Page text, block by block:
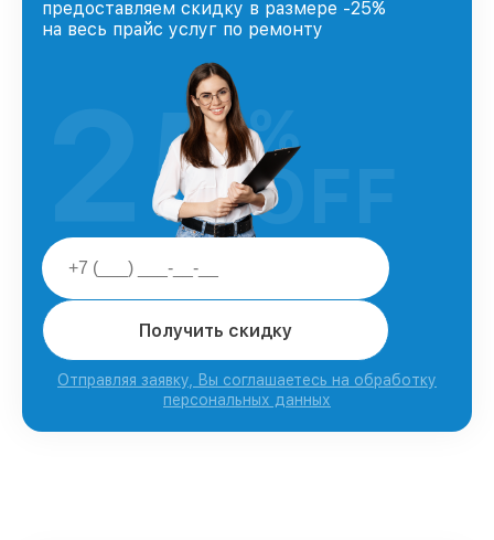
предоставляем скидку в размере -25%
на весь прайс услуг по ремонту
Получить скидку
Отправляя заявку, Вы соглашаетесь на обработку
персональных данных
25%
OFF